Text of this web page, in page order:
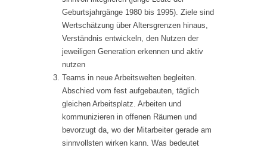
Geburtsjahrgänge 1980 bis 1995). Ziele sind
Wertschätzung über Altersgrenzen hinaus,
Verständnis entwickeln, den Nutzen der
jeweiligen Generation erkennen und aktiv
nutzen
Teams in neue Arbeitswelten begleiten.
Abschied vom fest aufgebauten, täglich
gleichen Arbeitsplatz. Arbeiten und
kommunizieren in offenen Räumen und
bevorzugt da, wo der Mitarbeiter gerade am
sinnvollsten wirken kann. Was bedeutet